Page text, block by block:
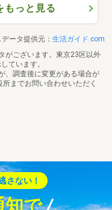
もっと見る
ータ提供元： 生活ガイド.com
がございます。東京23区以外
ています。
、調査後に変更がある場合が
までお問い合わせいただく
さない！
知で